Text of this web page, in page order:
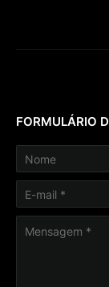
FORMULÁRIO